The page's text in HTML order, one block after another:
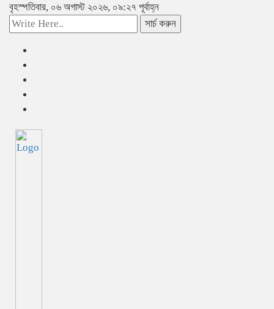
বৃহস্পতিবার, ০৬ অগাস্ট ২০২৬, ০৯:২৭ পূর্বাহ্ন
সার্চ করুন